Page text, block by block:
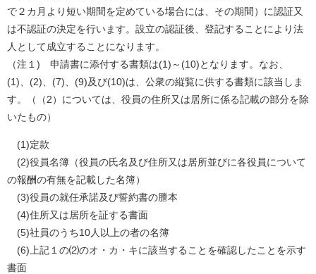
で２カ月より短い期間を定めている場合には、その期間）に認証又
は不認証の決定を行います。設立の認証後、登記することにより法
人として成立することになります。
（注１) 申請書に添付する書類は(1)～(10)となります。なお、
(1)、(2)、(7)、(9)及び(10)は、公衆の縦覧に供する書類に該当しま
す。（（2）については、役員の住所又は居所に係る記載の部分を除
いたもの）
(1)定款
(2)役員名簿（役員の氏名及び住所又は居所並びに各役員について
の報酬の有無を記載した名簿）
(3)役員の就任承諾及び誓約書の謄本
(4)住所又は居所を証する書面
(5)社員のうち10人以上の者の名簿
(6)上記１の⑵のオ・カ・キに該当することを確認したことを示す
書面